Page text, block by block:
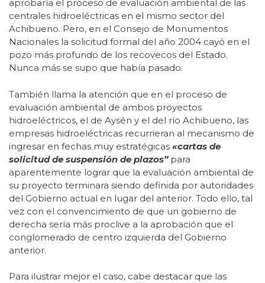
aprobaría el proceso de evaluación ambiental de las
centrales hidroeléctricas en el mismo sector del
Achibueno. Pero, en el Consejo de Monumentos
Nacionales la solicitud formal del año 2004 cayó en el
pozo más profundo de los recovecos del Estado.
Nunca más se supo que había pasado.
También llama la atención que en el proceso de
evaluación ambiental de ambos proyectos
hidroeléctricos, el de Aysén y el del río Achibueno, las
empresas hidroeléctricas recurrieran al mecanismo de
ingresar en fechas muy estratégicas «cartas de
solicitud de suspensión de plazos”para
aparentemente lograr que la evaluación ambiental de
su proyecto terminara siendo definida por autoridades
del Gobierno actual en lugar del anterior. Todo ello, tal
vez con el convencimiento de que un gobierno de
derecha sería más proclive a la aprobación que el
conglomerado de centro izquierda del Gobierno
anterior.
Para ilustrar mejor el caso, cabe destacar que las